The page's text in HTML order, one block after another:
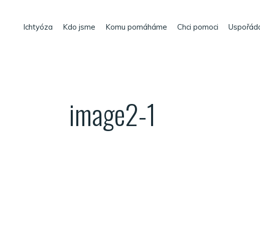
Ichtyóza Kdo jsme Komu pomáháme Chci pomoci
image2-1